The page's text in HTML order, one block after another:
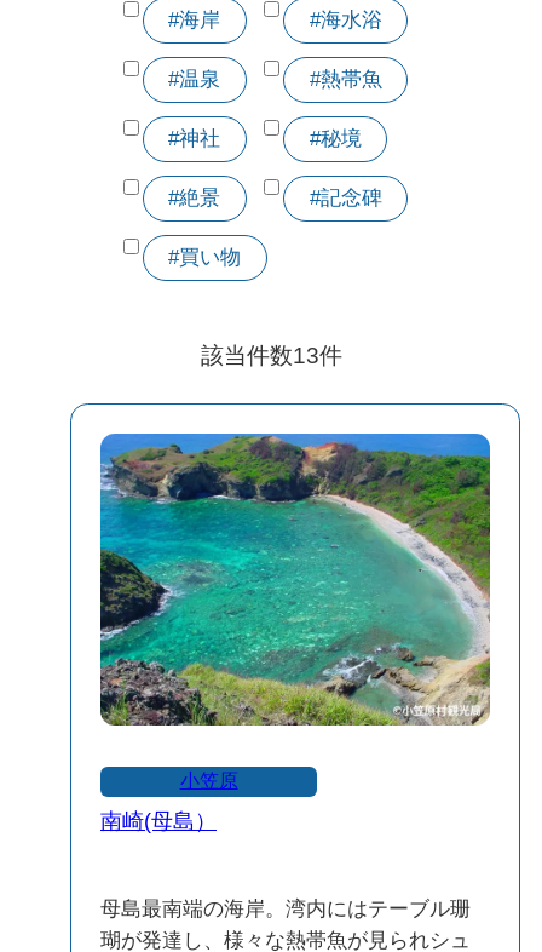
#海岸 #海水浴
#温泉 #熱帯魚
#神社 #秘境
#絶景 #記念碑
#買い物
該当件数13件
小笠原
南崎(母島）
母島最南端の海岸。湾内にはテーブル珊
瑚が発達し、様々な熱帯魚が見られシュ